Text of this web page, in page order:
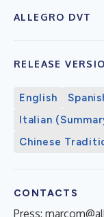
ALLEGRO DVT
RELEASE
English
Italian
Chinese
CONTACTS
Press: